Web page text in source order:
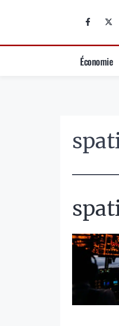
Économie